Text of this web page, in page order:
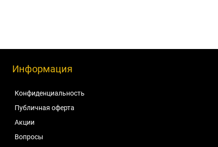
Информация
Конфиденциальность
Публичная оферта
Акции
Вопросы